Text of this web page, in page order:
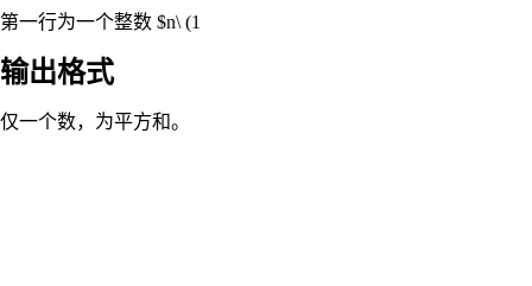
第一行为一个整数 $n\ (1
输出格式
仅一个数，为平方和。